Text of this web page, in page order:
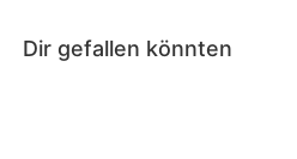
Dir gefallen könnten